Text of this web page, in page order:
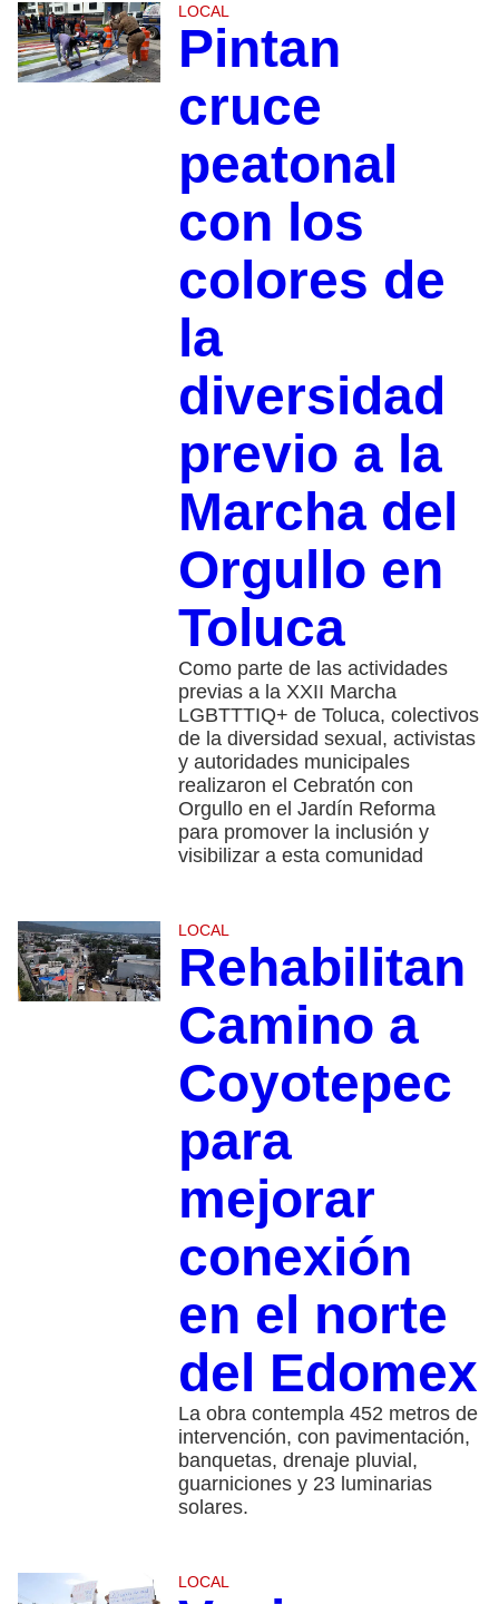
LOCAL
Pintan
cruce
peatonal
con los
colores de
la
diversidad
previo a la
Marcha del
Orgullo en
Toluca
Como parte de las actividades
previas a la XXII Marcha
LGBTTTIQ+ de Toluca, colectivos
de la diversidad sexual, activistas
y autoridades municipales
realizaron el Cebratón con
Orgullo en el Jardín Reforma
para promover la inclusión y
visibilizar a esta comunidad
LOCAL
Rehabilitan
Camino a
Coyotepec
para
mejorar
conexión
en el norte
del Edomex
La obra contempla 452 metros de
intervención, con pavimentación,
banquetas, drenaje pluvial,
guarniciones y 23 luminarias
solares.
LOCAL